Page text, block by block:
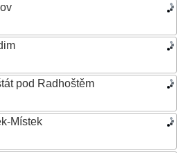
pod Radhoštěm
Místek